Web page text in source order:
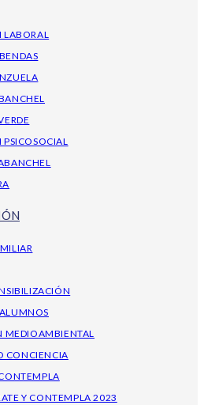
LABORAL
MEDIOAMBIENTAL
CONCIENCIA
Y CONTEMPLA 2023